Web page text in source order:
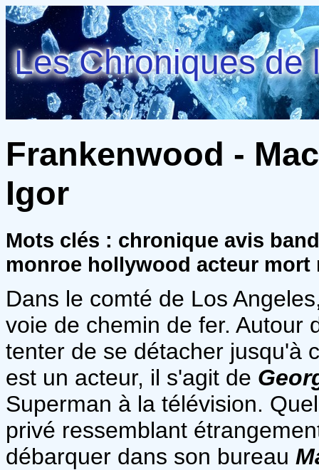
Les Chroniques de
Frankenwood -
Igor
Mots clés : chronique avis
monroe hollywood acteur mort
Dans le comté de Los
voie de chemin de fer. Autour
tenter de se détacher jusqu'à
est un acteur, il s'agit de
Superman à la télévision.
privé ressemblant
débarquer dans son bureau